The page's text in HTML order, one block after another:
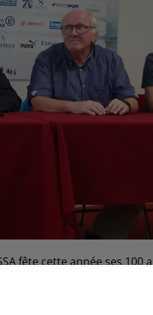
fête cette année ses 100
organisée ce samedi 14
reviendront fouler la